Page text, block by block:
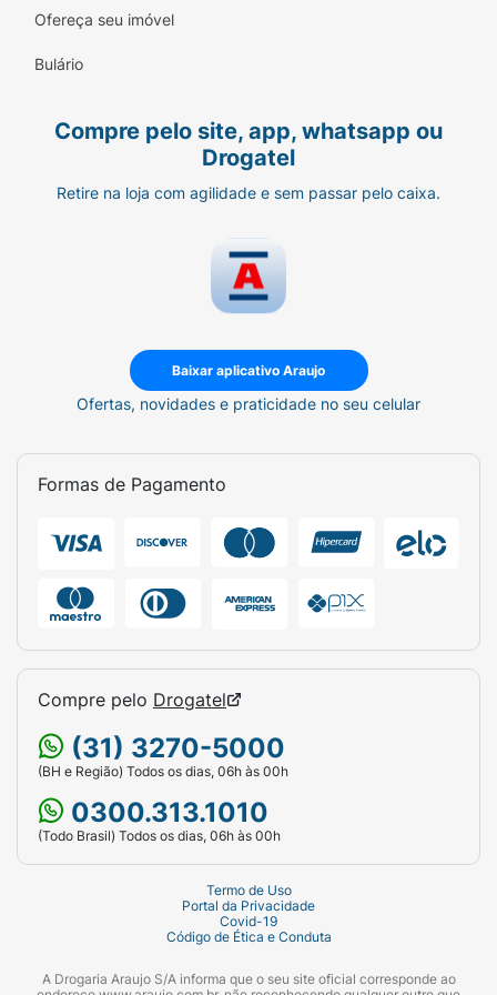
- Componentes atóxicos não propensos a
causar irritação em contato com a pele. Em
- Manter o produto fora do alcance das
- Para manutenção das características do
abrigo da luz solar direta. - Jogue as fraldas
usadas no lixo, nunca no vaso sanitário.
Cellulose, Sodium Polyacrylate,
Polypropylene, Polyethylene, Polyethylene
Elásticos.
Ofereça seu imóvel
Bulário
Compre pelo site, app, whatsapp ou
Drogatel
Retire na loja com agilidade e sem passar pelo caixa.
Baixar aplicativo Araujo
Ofertas, novidades e praticidade no seu celular
Formas de Pagamento
Compre pelo Drogatel
(31) 3270-5000
(BH e Região) Todos os dias, 06h às 00h
0300.313.1010
(Todo Brasil) Todos os dias, 06h às 00h
Termo de Uso
Portal da Privacidade
Covid-19
Código de Ética e Conduta
A Drogaria Araujo S/A informa que o seu site oficial corresponde ao